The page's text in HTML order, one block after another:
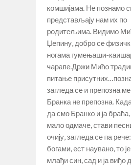
комшијама. Не познамо
представљају нам их по
родитељима. Видимо
Џепину, добро се
ногама гумењаши-
чарапе.Држи Мићо
питање
загледа се и препозна
Бранка не препозна.
да смо Бранко и ја
мало одмаче, стави
очију, загледа се па
богами, ест наувано, то
млађи син, сад и ја виђо